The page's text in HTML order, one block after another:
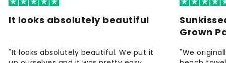
It looks absolutely beautiful
"It looks absolutely beautiful. We put it
Grown
"We